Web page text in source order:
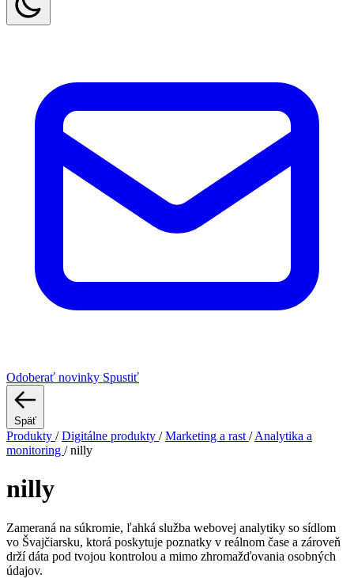
Odoberať novinky Spustiť
Späť
Produkty / Digitálne produkty / Marketing a rast / Analytika a
monitoring / nilly
nilly
Zameraná na súkromie, ľahká služba webovej analytiky so sídlom
vo Švajčiarsku, ktorá poskytuje poznatky v reálnom čase a zároveň
drží dáta pod tvojou kontrolou a mimo zhromažďovania osobných
údajov.